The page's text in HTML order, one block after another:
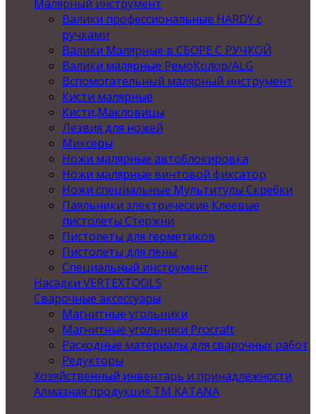
Малярный инструмент
Валики профессиональные HARDY с
ручками
Валики Малярные в СБОРЕ С РУЧКОЙ
Валики малярные РемоКолор/ALG
Вспомогательный малярный инструмент
Кисти малярные
Кисти,Макловицы
Лезвия для ножей
Миксеры
Ножи малярные автоблокировка
Ножи малярные винтовой фиксатор
Ножи специальные Мультитулы Скребки
Паяльники электрические Клеевые
пистолеты Стержни
Пистолеты для герметиков
Пистолеты для пены
Специальный инструмент
Насадки VERTEXTOOLS
Сварочные аксессуары
Магнитные угольники
Магнитные угольники Procraft
Расходные материалы для сварочных работ
Редукторы
Хозяйственный инвентарь и принадлежности
Алмазная продукция ТМ KATANA